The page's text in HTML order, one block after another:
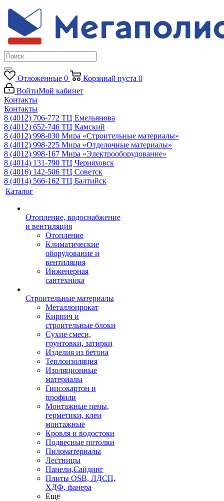
Отложенные 0 Корзина0 пуста 0
ВойтиМой кабинет
Контакты
Контакты
8 (4012) 706-772 ТЦ Емельянова
8 (4012) 652-746 ТЦ Камский
8 (4012) 998-030 Мира «Строительные материалы»
8 (4012) 998-225 Мира «Отделочные материалы»
8 (4012) 998-167 Мира «Электрооборудование»
8 (4014) 131-790 ТЦ Черняховск
8 (4016) 142-506 ТЦ Советск
8 (4014) 566-162 ТЦ Балтийск
Каталог
Отопление, водоснабжение
и вентиляция
Отопление
Климатические
оборудование и
вентиляция
Инженерная
сантехника
Строительные материалы
Металлопрокат
Кирпич и
строительные блоки
Сухие смеси,
грунтовки, затирки
Изделия из бетона
Теплоизоляция
Изоляционные
материалы
Гипсокартон и
профили
Монтажные пены,
герметики, клеи
монтажные
Кровля и водостоки
Подвесные потолки
Пиломатериалы
Лестницы
Панели,Сайдинг
Плиты OSB, ЛДСП,
ХДФ, фанера
Ещё